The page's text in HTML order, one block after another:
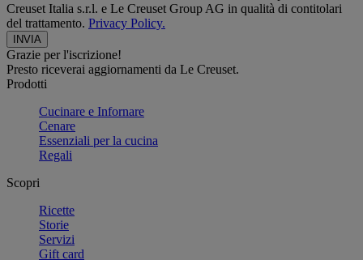
Creuset Italia s.r.l. e Le Creuset Group AG in qualità di contitolari
del trattamento. Privacy Policy.
Grazie per l'iscrizione!
Presto riceverai aggiornamenti da Le Creuset.
Prodotti
Cucinare e Infornare
Cenare
Essenziali per la cucina
Regali
Scopri
Ricette
Storie
Servizi
Gift card